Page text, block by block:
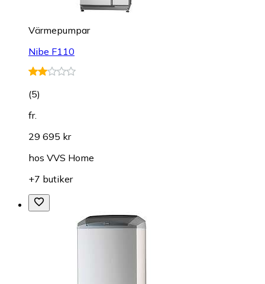
Värmepumpar
Nibe F110
(5)
fr.
29 695 kr
hos VVS Home
+7 butiker